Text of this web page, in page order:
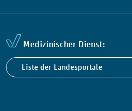
Medizinischer Dienst:
Liste der Landesportale